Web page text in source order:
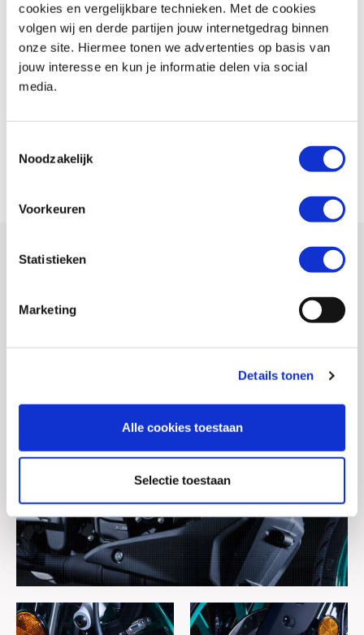
cookies en vergelijkbare technieken. Met de cookies
volgen wij en derde partijen jouw internetgedrag binnen
onze site. Hiermee tonen we advertenties op basis van
jouw interesse en kun je informatie delen via social
media.
Noodzakelijk
Voorkeuren
Statistieken
Marketing
Details tonen
Alle cookies toestaan
Selectie toestaan
DARKNESS IS THE NEXT LEVEL
MT-125 2024
biedt en vernieuwd met de nieuwste Midnight Cyan kleur, is de MT-125 de